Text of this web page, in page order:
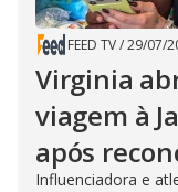
FEED TV/29/07/
Virginia
viagem à
após
Influenciadora e